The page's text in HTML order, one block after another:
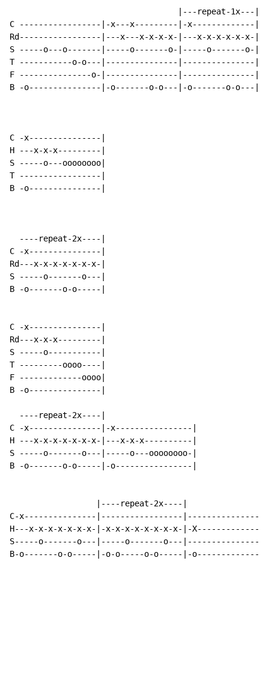
                                   |---repeat-1x---|
C -----------------|-x---x---------|-x-------------|
Rd-----------------|---x---x-x-x-x-|---x-x-x-x-x-x-|
S -----o---o-------|-----o-------o-|-----o-------o-|
T -----------o-o---|---------------|---------------|
F ---------------o-|---------------|---------------|
B -o---------------|-o-------o-o---|-o-------o-o---|
C -x---------------|
H ---x-x-x---------|
S -----o---oooooooo|
T -----------------|
B -o---------------|
  ----repeat-2x----|
C -x---------------|
Rd---x-x-x-x-x-x-x-|
S -----o-------o---|
B -o-------o-o-----|
C -x---------------|
Rd---x-x-x---------|
S -----o-----------|
T ---------oooo----|
F -------------oooo|
B -o---------------|
  ----repeat-2x----|
C -x---------------|-x----------------|
H ---x-x-x-x-x-x-x-|---x-x-x----------|
S -----o-------o---|-----o---oooooooo-|
B -o-------o-o-----|-o----------------|
                  |----repeat-2x----|
C-x---------------|-----------------
H---x-x-x-x-x-x-x-|-x-x-x-x-x-x-x-x-|-
S-----o-------o---|-----o-------o---
B-o-------o-o-----|-o-o-----o-o-----|-